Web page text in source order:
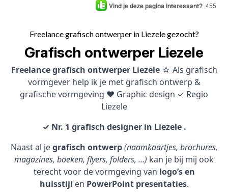
Vind je deze pagina interessant? 455
Freelance grafisch ontwerper in Liezele gezocht?
Grafisch ontwerper Liezele
Freelance grafisch ontwerper Liezele ☆ Als grafisch
vormgever help ik je met grafisch ontwerp &
grafische vormgeving ♥ Graphic design ✓ Regio
Liezele
✓ Nr. 1 grafisch designer in Liezele .
Naast al jegrafisch ontwerp (naamkaartjes, brochures,
magazines, boeken, flyers, folders, …) kan je bij mij ook
terecht voor de vormgeving van logo’s en
huisstijl en PowerPoint presentaties.